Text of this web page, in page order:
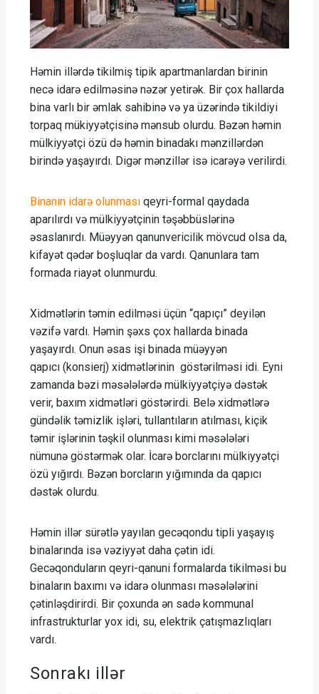
Həmin illərdə tikilmiş tipik apartmanlardan birinin
necə idarə edilməsinə nəzər yetirək. Bir çox hallarda
bina varlı bir əmlak sahibinə və ya üzərində tikildiyi
torpaq mükiyyətçisinə mənsub olurdu. Bəzən həmin
mülkiyyətçi özü də həmin binadakı mənzillərdən
birində yaşayırdı. Digər mənzillər isə icarəyə verilirdi.
Binanın idarə olunması qeyri-formal qaydada
aparılırdı və mülkiyyətçinin təşəbbüslərinə
əsaslanırdı. Müəyyən qanunvericilik mövcud olsa da,
kifayət qədər boşluqlar da vardı. Qanunlara tam
formada riayət olunmurdu.
Xidmətlərin təmin edilməsi üçün “qapıçı” deyilən
vəzifə vardı. Həmin şəxs çox hallarda binada
yaşayırdı. Onun əsas işi binada müəyyən
qapıcı (konsierj) xidmətlərinin göstərilməsi idi. Eyni
zamanda bəzi məsələlərdə mülkiyyətçiyə dəstək
verir, baxım xidmətləri göstərirdi. Belə xidmətlərə
gündəlik təmizlik işləri, tullantıların atılması, kiçik
təmir işlərinin təşkil olunması kimi məsələləri
nümunə göstərmək olar. İcarə borclarını mülkiyyətçi
özü yığırdı. Bəzən borcların yığımında da qapıcı
dəstək olurdu.
Həmin illər sürətlə yayılan gecəqondu tipli yaşayış
binalarında isə vəziyyət daha çətin idi.
Gecəqonduların qeyri-qanuni formalarda tikilməsi bu
binaların baxımı və idarə olunması məsələlərini
çətinləşdirirdi. Bir çoxunda ən sadə kommunal
infrastrukturlar yox idi, su, elektrik çatışmazlıqları
vardı.
Sonrakı illər